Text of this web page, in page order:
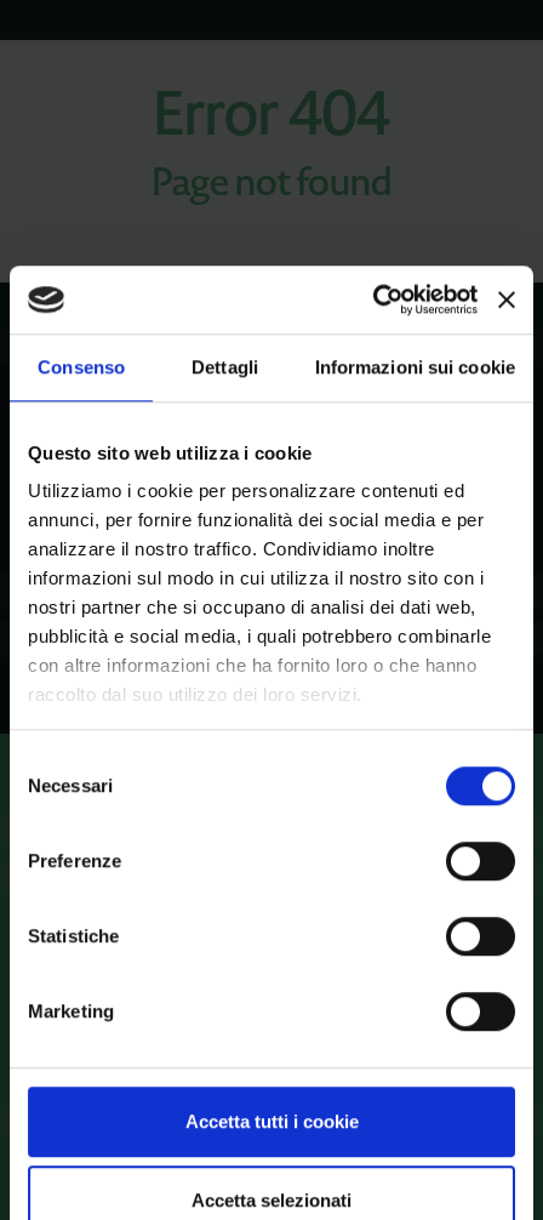
Consenso Dettagli Informazioni sui cookie
Questo sito web utilizza i cookie
Utilizziamo i cookie per personalizzare contenuti ed
annunci, per fornire funzionalità dei social media e per
analizzare il nostro traffico. Condividiamo inoltre
informazioni sul modo in cui utilizza il nostro sito con i
nostri partner che si occupano di analisi dei dati web,
pubblicità e social media, i quali potrebbero combinarle
con altre informazioni che ha fornito loro o che hanno
raccolto dal suo utilizzo dei loro servizi.
delNecessari
Preferenze
Statistiche
Marketing
Accetta tutti i cookie
Accetta selezionati
Error 404
Page not found
Global service, per noi, è questo.
Un lavoro che non cerca di farsi notare.
Ma che fa la differenza.
Una visione ampia,
che parte dal dettaglio.
E arriva alle persone.
Il nostro Servizio Clienti è a tua disposizione per qualunque
Tel. +39 041 926222 | E-Mail: info@geminiglobal.it